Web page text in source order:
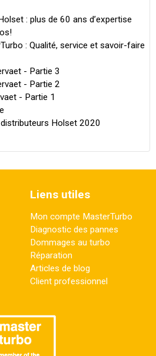
: plus de 60 ans d’expertise
: Qualité, service et savoir-faire
- Partie 3
- Partie 2
- Partie 1
Holset 2020
Liens utiles
Mon compte MasterTurbo
Diagnostic des pannes
Dommages au turbo
Réparation
Articles de blog
Client professionnel